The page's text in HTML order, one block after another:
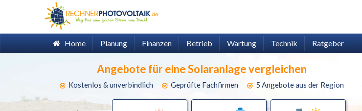
Home Planung Finanzen Betrieb Wartung Technik Ratgeber
Angebote für eine Solaranlage vergleichen
Kostenlos & unverbindlich Geprüfte Fachfirmen 5 Angebote aus der Region